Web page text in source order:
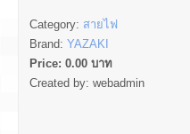
Category: สายไฟ
Brand: YAZAKI
Price: 0.00 บาท
Created by: webadmin